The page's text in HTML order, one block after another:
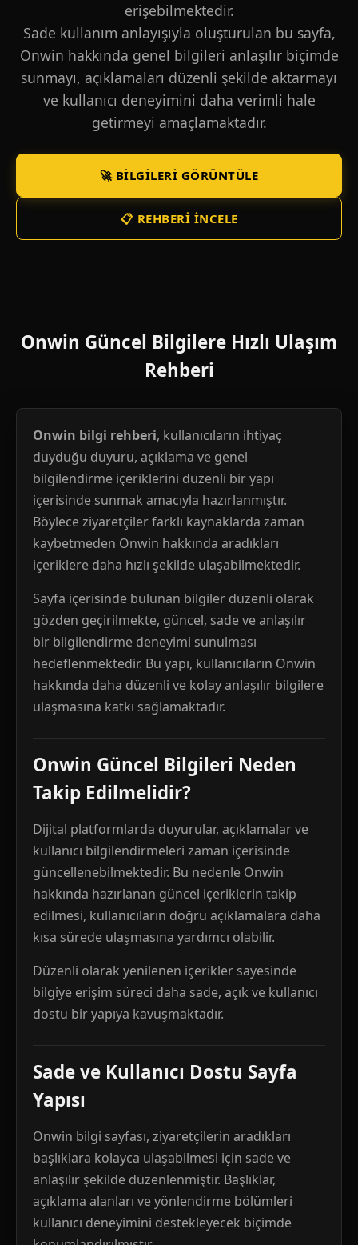
erişebilmektedir.
Sade kullanım anlayışıyla oluşturulan bu sayfa,
Onwin hakkında genel bilgileri anlaşılır biçimde
sunmayı, açıklamaları düzenli şekilde aktarmayı
ve kullanıcı deneyimini daha verimli hale
getirmeyi amaçlamaktadır.
🚀 BILGILERI GÖRÜNTÜLE
📋 REHBERI İNCELE
Onwin Güncel Bilgilere Hızlı Ulaşım
Rehberi
Onwin bilgi rehberi, kullanıcıların ihtiyaç
duyduğu duyuru, açıklama ve genel
bilgilendirme içeriklerini düzenli bir yapı
içerisinde sunmak amacıyla hazırlanmıştır.
Böylece ziyaretçiler farklı kaynaklarda zaman
kaybetmeden Onwin hakkında aradıkları
içeriklere daha hızlı şekilde ulaşabilmektedir.
Sayfa içerisinde bulunan bilgiler düzenli olarak
gözden geçirilmekte, güncel, sade ve anlaşılır
bir bilgilendirme deneyimi sunulması
hedeflenmektedir. Bu yapı, kullanıcıların Onwin
hakkında daha düzenli ve kolay anlaşılır bilgilere
ulaşmasına katkı sağlamaktadır.
Onwin Güncel Bilgileri Neden
Takip Edilmelidir?
Dijital platformlarda duyurular, açıklamalar ve
kullanıcı bilgilendirmeleri zaman içerisinde
güncellenebilmektedir. Bu nedenle Onwin
hakkında hazırlanan güncel içeriklerin takip
edilmesi, kullanıcıların doğru açıklamalara daha
kısa sürede ulaşmasına yardımcı olabilir.
Düzenli olarak yenilenen içerikler sayesinde
bilgiye erişim süreci daha sade, açık ve kullanıcı
dostu bir yapıya kavuşmaktadır.
Sade ve Kullanıcı Dostu Sayfa
Yapısı
Onwin bilgi sayfası, ziyaretçilerin aradıkları
başlıklara kolayca ulaşabilmesi için sade ve
anlaşılır şekilde düzenlenmiştir. Başlıklar,
açıklama alanları ve yönlendirme bölümleri
kullanıcı deneyimini destekleyecek biçimde